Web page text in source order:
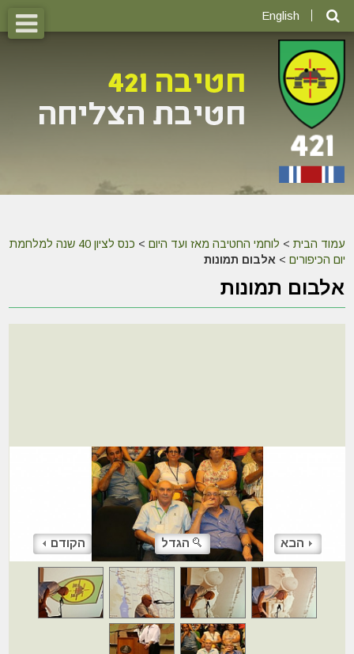
English
עמוד הבית > לוחמי החטיבה מאז ועד היום >
כנס לציון 40 שנה למלחמת
יום הכיפורים > אלבום תמונות
אלבום תמונות
הקודם הגדל הבא